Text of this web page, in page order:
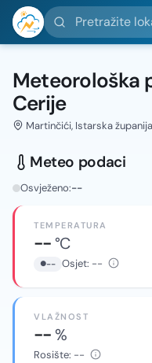
Pretražite lokacije
Meteorološka
Cerije
Martinčići, Istarska
Meteo podaci
Osvježeno:--
TEMPERATURA
--°C
-- Osjet: --
VLAŽNOST
--%
Rosište: --